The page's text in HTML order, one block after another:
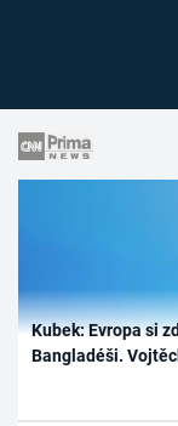
Kubek: Evropa si
Bangladéši.